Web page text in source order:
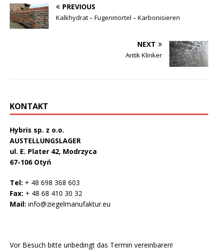
PREVIOUS
Kalkhydrat – Fugenmörtel – Karbonisieren
NEXT
Antik Klinker
KONTAKT
Hybris sp. z o.o.
AUSTELLUNGSLAGER
ul. E. Plater 42, Modrzyca
67-106 Otyń
Tel: + 48 698 368 603
Fax: + 48 68 410 30 32
Mail: info@ziegelmanufaktur.eu
Vor Besuch bitte unbedingt das Termin vereinbaren!